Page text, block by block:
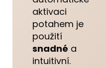
aktivaci
potahem je
použití
snadné a
intuitivní.